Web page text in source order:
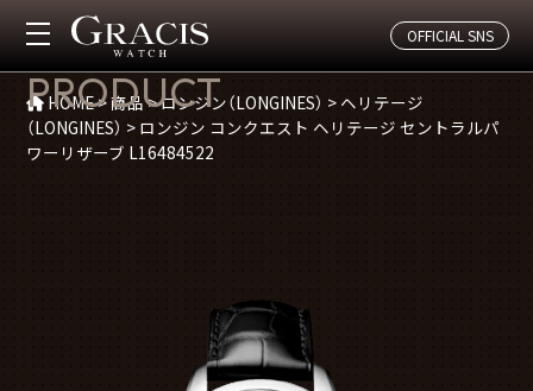
OFFICIAL SNS
商品紹介
PRODUCT
HOME>商品>ロンジン（LONGINES） > ヘリテージ
（LONGINES） > ロンジン コンクエスト ヘリテージ セントラルパ
ワーリザーブ L16484522